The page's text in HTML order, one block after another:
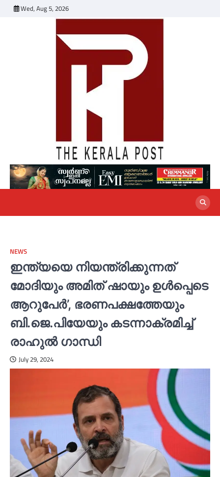
Wed, Aug 5, 2026
NEWS
ഇന്ത്യയെ നിയന്ത്രിക്കുന്നത്
മോദിയും അമിത് ഷായും ഉള്‍പ്പെടെ
ആറുപേര്‍’, ഭരണപക്ഷത്തേയും
ബി.ജെ.പിയേയും കടന്നാക്രമിച്ച്‌
രാഹുല്‍ ഗാന്ധി
July 29, 2024